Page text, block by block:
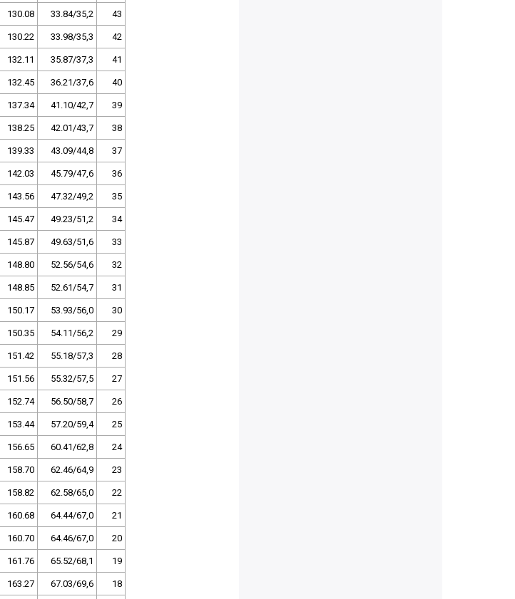
130.08 33.84/35,2 43
130.22 33.98/35,3 42
132.11 35.87/37,3 41
132.45 36.21/37,6 40
137.34 41.10/42,7 39
138.25 42.01/43,7 38
139.33 43.09/44,8 37
142.03 45.79/47,6 36
143.56 47.32/49,2 35
145.47 49.23/51,2 34
145.87 49.63/51,6 33
148.80 52.56/54,6 32
148.85 52.61/54,7 31
150.17 53.93/56,0 30
150.35 54.11/56,2 29
151.42 55.18/57,3 28
151.56 55.32/57,5 27
152.74 56.50/58,7 26
153.44 57.20/59,4 25
156.65 60.41/62,8 24
158.70 62.46/64,9 23
158.82 62.58/65,0 22
160.68 64.44/67,0 21
160.70 64.46/67,0 20
161.76 65.52/68,1 19
163.27 67.03/69,6 18